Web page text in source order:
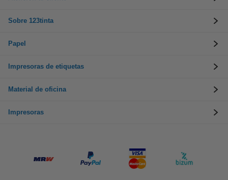
Sobre 123tinta
Papel
Impresoras de etiquetas
Material de oficina
Impresoras